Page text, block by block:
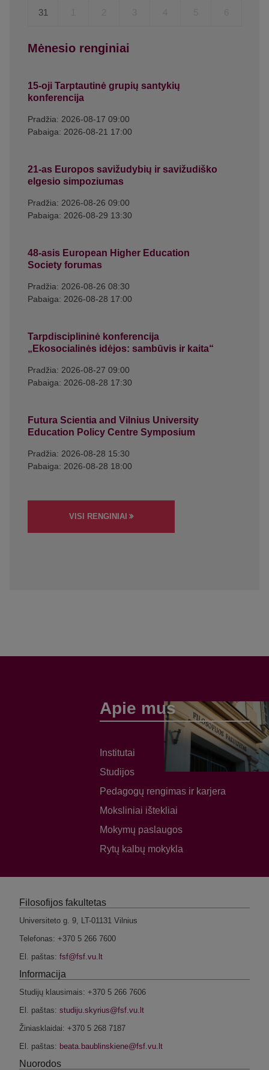
31
Mėnesio renginiai
15-oji Tarptautinė grupių santykių
konferencija
Pradžia: 2026-08-17 09:00
Pabaiga: 2026-08-21 17:00
21-as Europos savižudybių ir savižudiško
elgesio simpoziumas
Pradžia: 2026-08-26 09:00
Pabaiga: 2026-08-29 13:30
48-asis European Higher Education
Society forumas
Pradžia: 2026-08-26 08:30
Pabaiga: 2026-08-28 17:00
Tarpdisciplininė konferencija
„Ekosocialinės idėjos: sambūvis ir kaita“
Pradžia: 2026-08-27 09:00
Pabaiga: 2026-08-28 17:30
Futura Scientia and Vilnius University
Education Policy Centre Symposium
Pradžia: 2026-08-28 15:30
Pabaiga: 2026-08-28 18:00
VISI RENGINIAI
Apie mus
Institutai
Studijos
Pedagogų rengimas ir karjera
Moksliniai ištekliai
Mokymų paslaugos
Rytų kalbų mokykla
Filosofijos fakultetas
Universiteto g. 9, LT-01131 Vilnius
Telefonas: +370 5 266 7600
El. paštas:
Informacija
Studijų klausimais: +370 5 266 7606
El. paštas:
Žiniasklaidai: +370 5 268 7187
El. paštas:
Nuorodos